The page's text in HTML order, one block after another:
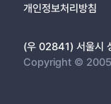
개인정보처리방침
(우 02841) 서울시
Copyright ©